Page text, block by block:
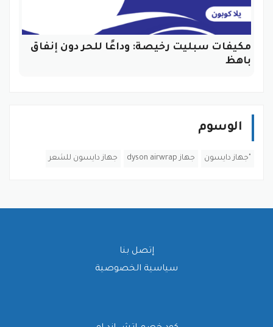
مكيفات سبليت رخيصة: وداعًا للحر دون إنفاق
باهظ
الوسوم
"جهاز دايسون جهاز dyson airwrap جهاز دايسون للشعر
إتصل بنا
سياسية الخصوصية